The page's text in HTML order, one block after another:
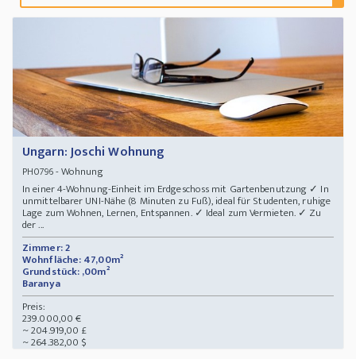
Ungarn: Joschi Wohnung
PH0796- Wohnung
In einer 4-Wohnung-Einheit im Erdgeschoss mit Gartenbenutzung ✓ In
unmittelbarer UNI-Nähe (8 Minuten zu Fuß), ideal für Studenten, ruhige
Lage zum Wohnen, Lernen, Entspannen. ✓ Ideal zum Vermieten. ✓ Zu
der ...
Zimmer: 2
Wohnfläche: 47,00m²
Grundstück: ,00m²
Baranya
Preis:
239.000,00 €
~ 204.919,00 £
~ 264.382,00 $